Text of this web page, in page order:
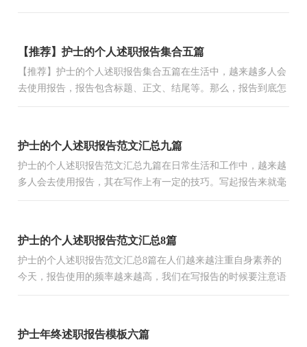
【推荐】护士的个人述职报告集合五篇
【推荐】护士的个人述职报告集合五篇在生活中，越来越多人会
去使用报告，报告包含标题、正文、结尾等。那么，报告到底怎
护士的个人述职报告范文汇总九篇
护士的个人述职报告范文汇总九篇在日常生活和工作中，越来越
多人会去使用报告，其在写作上有一定的技巧。写起报告来就毫
护士的个人述职报告范文汇总8篇
护士的个人述职报告范文汇总8篇在人们越来越注重自身素养的
今天，报告使用的频率越来越高，我们在写报告的时候要注意语
护士年终述职报告模板六篇